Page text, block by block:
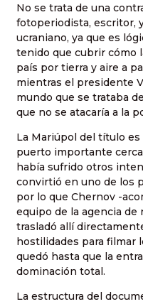
No se trata de una
fotoperiodista, escritor,
ucraniano, ya que es
tenido que cubrir cómo
país por tierra y aire a
mientras el presidente
mundo que se trataba
que no se atacaría a la
La Mariúpol del título
puerto importante
había sufrido otros
convirtió en uno de los
por lo que Chernov -
equipo de la agencia de
trasladó allí
hostilidades para filmar
quedó hasta que la
dominación total.
La estructura del